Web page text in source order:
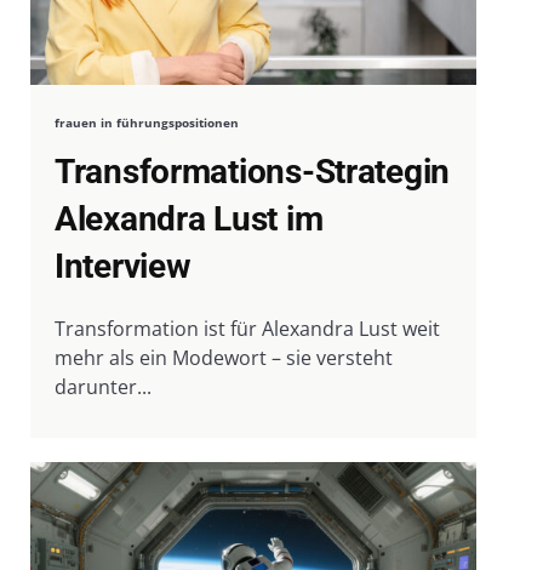
frauen in führungspositionen
Transformations-Strategin
Alexandra Lust im
Interview
Transformation ist für Alexandra Lust weit
mehr als ein Modewort – sie versteht
darunter...